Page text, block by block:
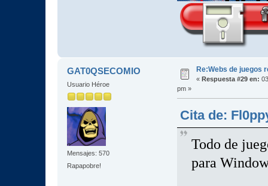
GAT0QSECOMIO
Usuario Héroe
Mensajes: 570
Rapapobre!
Re:Webs de juegos
« Respuesta #29 en:
pm »
Cita de:
Todo de
para